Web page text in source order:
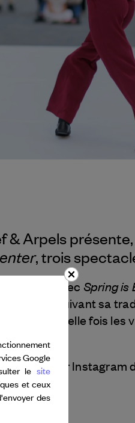
& Arpels
, trois
Center avec Spring is
Poursuivant sa
une nouvelle fois les
direct sur Instagram
Google
le site
et ceux
des